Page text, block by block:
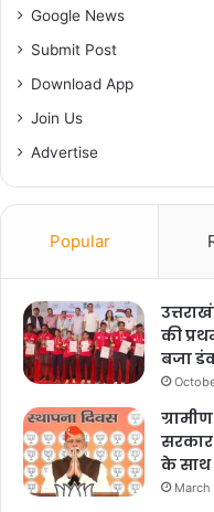
Google News
Submit Post
Download App
Join Us
Advertise
Popular
की
बजा
के साथ